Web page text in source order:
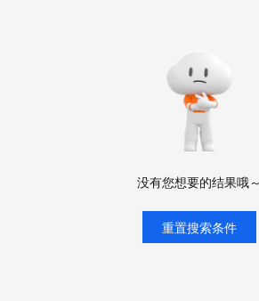
没有您想要的结果哦～
重置搜索条件